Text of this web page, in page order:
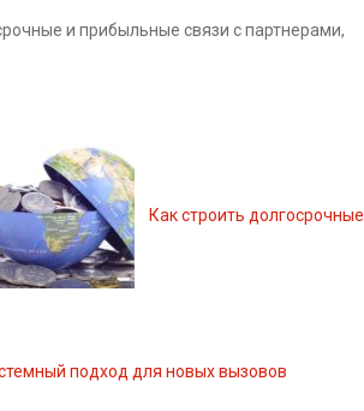
и прибыльные связи с партнерами,
Как строить долгосрочные
подход для новых вызовов